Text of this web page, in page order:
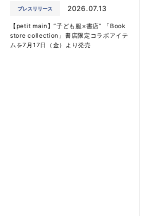
プレスリリース 2026.07.13
【petit main】”子ども服×書店” 「Book
store collection」書店限定コラボアイテ
ムを7月17日（金）より発売